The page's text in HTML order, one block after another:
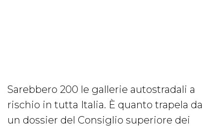
Sarebbero 200 le gallerie autostradali a
rischio in tutta Italia. È quanto trapela da
un dossier del Consiglio superiore dei